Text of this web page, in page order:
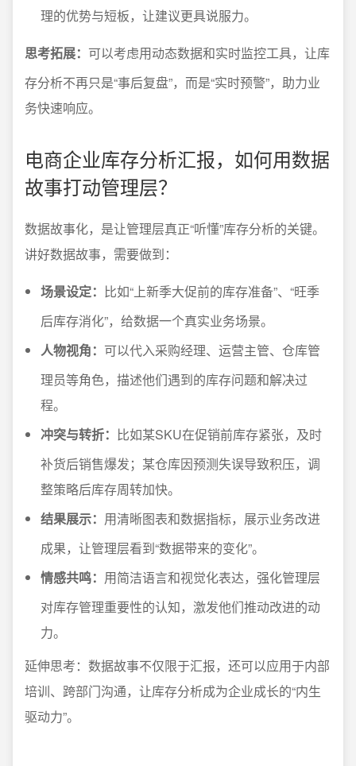
理的优势与短板，让建议更具说服力。
思考拓展： 可以考虑用动态数据和实时监控工具，让库
存分析不再只是“事后复盘”，而是“实时预警”，助力业
务快速响应。
电商企业库存分析汇报，如何用数据
故事打动管理层？
数据故事化，是让管理层真正“听懂”库存分析的关键。
讲好数据故事，需要做到：
场景设定： 比如“上新季大促前的库存准备”、“旺季
后库存消化”，给数据一个真实业务场景。
人物视角： 可以代入采购经理、运营主管、仓库管
理员等角色，描述他们遇到的库存问题和解决过
程。
冲突与转折： 比如某SKU在促销前库存紧张，及时
补货后销售爆发；某仓库因预测失误导致积压，调
整策略后库存周转加快。
结果展示： 用清晰图表和数据指标，展示业务改进
成果，让管理层看到“数据带来的变化”。
情感共鸣： 用简洁语言和视觉化表达，强化管理层
对库存管理重要性的认知，激发他们推动改进的动
力。
延伸思考：数据故事不仅限于汇报，还可以应用于内部
培训、跨部门沟通，让库存分析成为企业成长的“内生
驱动力”。